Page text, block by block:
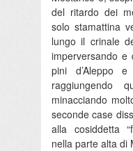
del ritardo dei
solo stamattina
lungo il crinale
imperversando e
pini d’Aleppo
raggiungendo
minacciando
seconde case
alla cosiddetta
nella parte alta di